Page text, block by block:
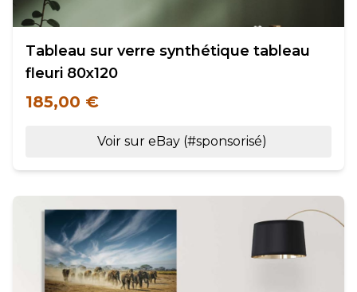
Tableau sur verre synthétique tableau
fleuri 80x120
185,00 €
Voir sur eBay (#sponsorisé)